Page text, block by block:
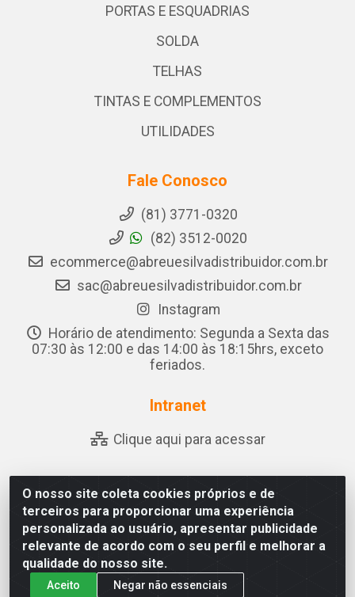
O nosso site coleta cookies próprios e de
terceiros para proporcionar uma experiência
personalizada ao usuário, apresentar publicidade
relevante de acordo com o seu perfil e melhorar a
qualidade do nosso site.
Aceito Negar não essenciais
PORTAS E ESQUADRIAS
SOLDA
TELHAS
TINTAS E COMPLEMENTOS
UTILIDADES
Fale Conosco
(81) 3771-0320
(82) 3512-0020
ecommerce@abreuesilvadistribuidor.com.br
sac@abreuesilvadistribuidor.com.br
Instagram
Horário de atendimento: Segunda a Sexta das
07:30 às 12:00 e das 14:00 às 18:15hrs, exceto
feriados.
Intranet
Clique aqui para acessar
Abreu & Silva - Rua Padre Jose de Souza Leite, 265 - Ariado,
Olho D'Água das Flores/AL - CEP 57.442-000 - CNPJ
04.790.656/0001-06